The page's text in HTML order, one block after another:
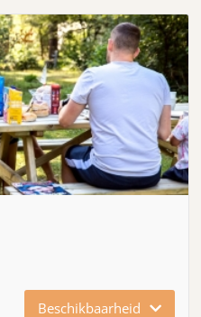
Beschikbaarheid